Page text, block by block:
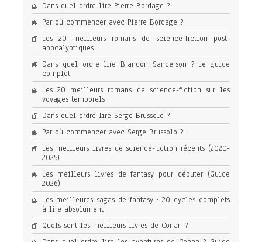
Dans quel ordre lire Pierre Bordage ?
Par où commencer avec Pierre Bordage ?
Les 20 meilleurs romans de science-fiction post-
apocalyptiques
Dans quel ordre lire Brandon Sanderson ? Le guide
complet
Les 20 meilleurs romans de science-fiction sur les
voyages temporels
Dans quel ordre lire Serge Brussolo ?
Par où commencer avec Serge Brussolo ?
Les meilleurs livres de science-fiction récents (2020-
2025)
Les meilleurs livres de fantasy pour débuter (Guide
2026)
Les meilleures sagas de fantasy : 20 cycles complets
à lire absolument
Quels sont les meilleurs livres de Conan ?